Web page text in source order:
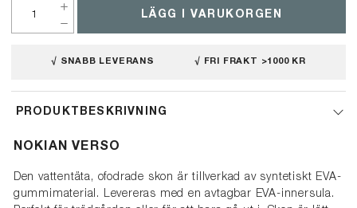
LÄGG I VARUKORGEN
√ SNABB LEVERANS √ FRI FRAKT >1000 KR
PRODUKTBESKRIVNING
NOKIAN VERSO
Den vattentäta, ofodrade skon är tillverkad av syntetiskt EVA-
gummimaterial. Levereras med en avtagbar EVA-innersula.